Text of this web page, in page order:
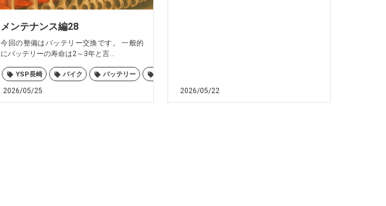
メンテナンス編28
今回の整備はバッテリー交換です。 一般的
にバッテリーの寿命は2～3年と言...
YSP長崎 バイク バッテリー
2026/05/25 2026/05/22